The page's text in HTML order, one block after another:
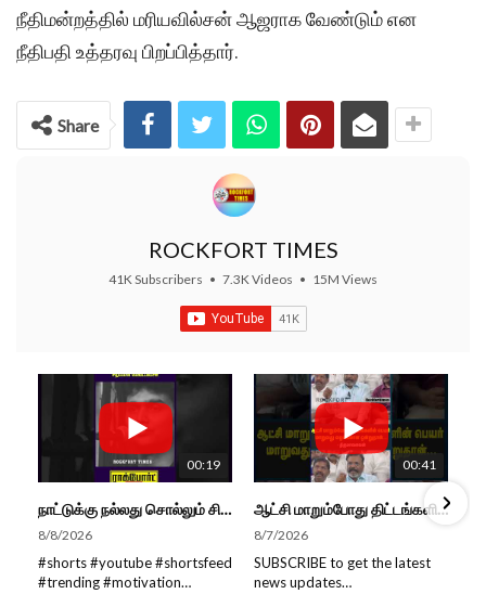
நீதிமன்றத்தில் மரியவில்சன் ஆஜராக வேண்டும் என
நீதிபதி உத்தரவு பிறப்பித்தார்.
Share
ROCKFORT TIMES
41K Subscribers • 7.3K Videos • 15M Views
00:19
நாட்டுக்கு நல்லது சொல்லும் சிறப்பான மேடைப்பேச்சு... #shorts #subscribe #video
8/8/2026
#shorts #youtube #shortsfeed
#trending #motivation
00:41
ஆட்சி மாறும்போது திட்டங்களின் பெயர் மாறுவது வழக்கமான ஒன்று தான்... திருமாவளவன்
8/7/2026
SUBSCRIBE to get the latest
news updates